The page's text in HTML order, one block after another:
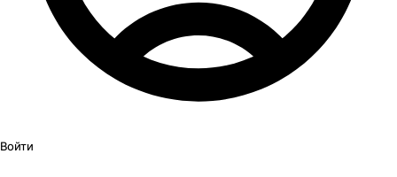
Войти